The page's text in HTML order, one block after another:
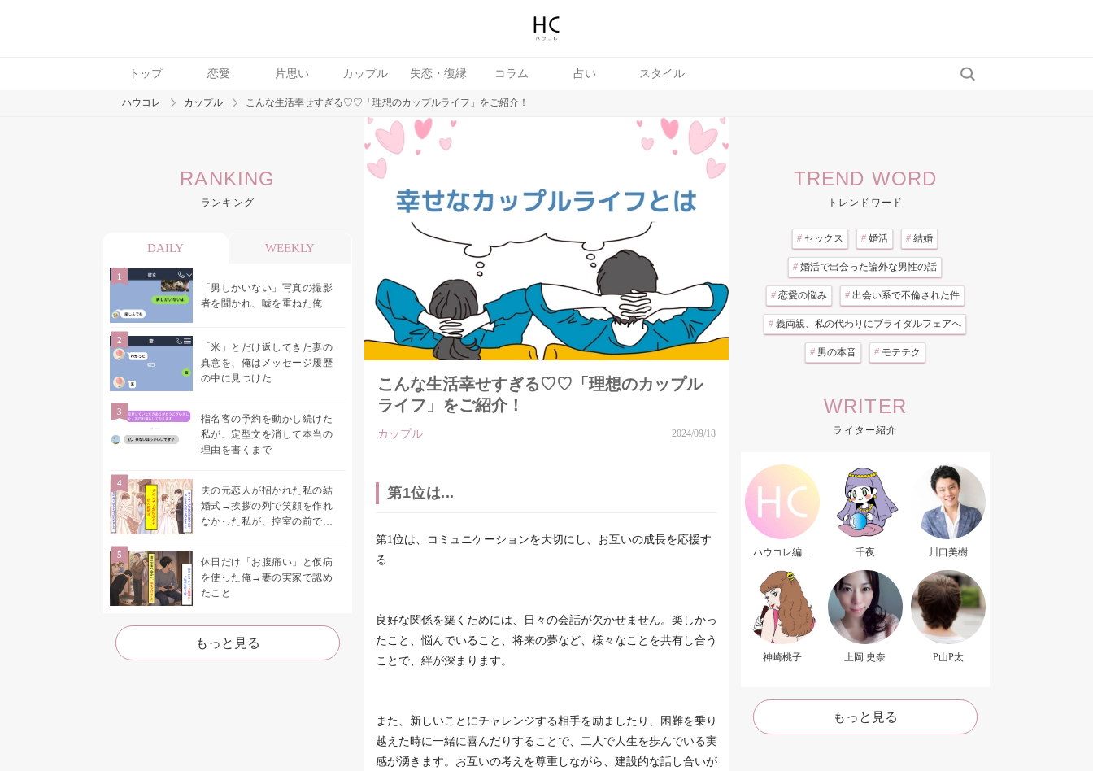
トップ 恋愛 片思い カップル 失恋・復縁 コラム 占い スタイル
トレンド ワード
ハウコレ カップル こんな生活幸せすぎる♡♡「理想のカップルライフ」をご紹介！
RANKING
ランキング
DAILY WEEKLY
「男しかいない」写真の撮影
者を聞かれ、嘘を重ねた俺
「米」とだけ返してきた妻の
真意を、俺はメッセージ履歴
の中に見つけた
指名客の予約を動かし続けた
私が、定型文を消して本当の
理由を書くまで
夫の元恋人が招かれた私の結
婚式→挨拶の列で笑顔を作れ
なかった私が、控室の前で彼
休日だけ「お腹痛い」と仮病
を使った俺→妻の実家で認め
たこと
もっと見る
こんな生活幸せすぎる♡♡「理想のカップル
ライフ」をご紹介！
カップル 2024/09/18
第1位は...
第1位は、コミュニケーションを大切にし、お互いの成長を応援す
る
良好な関係を築くためには、日々の会話が欠かせません。楽しかっ
たこと、悩んでいること、将来の夢など、様々なことを共有し合う
ことで、絆が深まります。
また、新しいことにチャレンジする相手を励ましたり、困難を乗り
越えた時に一緒に喜んだりすることで、二人で人生を歩んでいる実
感が湧きます。お互いの考えを尊重しながら、建設的な話し合いが
TREND WORD
トレンドワード
# セックス # 婚活 # 結婚
# 婚活で出会った論外な男性の話
# 恋愛の悩み # 出会い系で不倫された件
# 義両親、私の代わりにブライダルフェアへ
# 男の本音 # モテテク
WRITER
ライター紹介
ハウコレ編集
千夜 川口美樹
神崎桃子 上岡 史奈 P山P太
もっと見る